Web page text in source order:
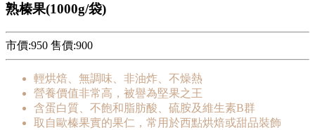
熟榛果(1000g/袋)
市價:950 售價:900
輕烘焙、無調味、非油炸、不燥熱
營養價值非常高，被譽為堅果之王
含蛋白質、不飽和脂肪酸、硫胺及維生素B群
取自歐榛果實的果仁，常用於西點烘焙或甜品裝飾